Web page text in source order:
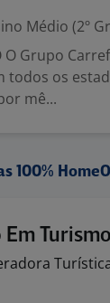
Médio (2º
O Grupo
todos os
mê...
100%
Em Turismo